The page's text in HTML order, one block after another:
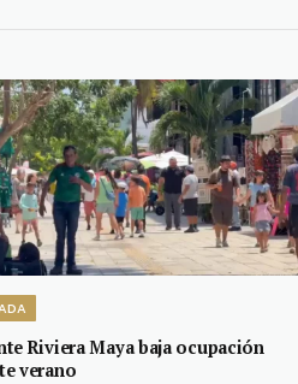
Riviera Maya baja ocupación
verano